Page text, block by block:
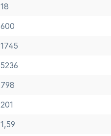
18
600
1745
5236
798
201
1,59